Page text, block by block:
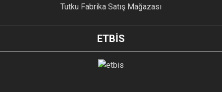
Tutku Fabrika Satış Mağazası
ETBİS